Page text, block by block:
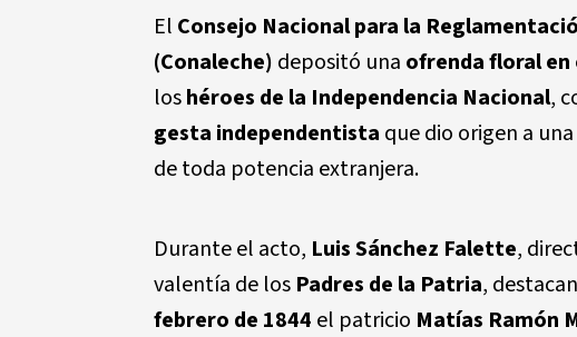
El Consejo Nacional para la
(Conaleche) depositó una ofrenda floral
loshéroes de la Independencia Nacional,
gesta independentista que dio origen a
de toda potencia extranjera.
Durante el acto, Luis Sánchez Falette,
valentía de los Padres de la Patria,
febrero de 1844 el patricio Matías Ramón